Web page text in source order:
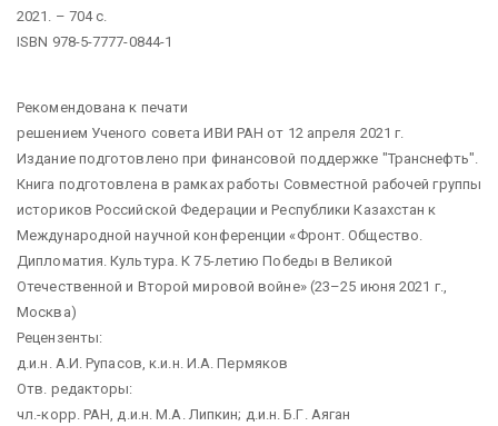
2021. – 704 с.
ISBN 978-5-7777-0844-1
Рекомендована к печати
решением Ученого совета ИВИ РАН от 12 апреля 2021 г.
Издание подготовлено при финансовой поддержке "Транснефть".
Книга подготовлена в рамках работы Совместной рабочей группы
историков Российской Федерации и Республики Казахстан к
Международной научной конференции «Фронт. Общество.
Дипломатия. Культура. К 75-летию Победы в Великой
Отечественной и Второй мировой войне» (23–25 июня 2021 г.,
Москва)
Рецензенты:
д.и.н. А.И. Рупасов, к.и.н. И.А. Пермяков
Отв. редакторы:
чл.-корр. РАН, д.и.н. М.А. Липкин; д.и.н. Б.Г. Аяган